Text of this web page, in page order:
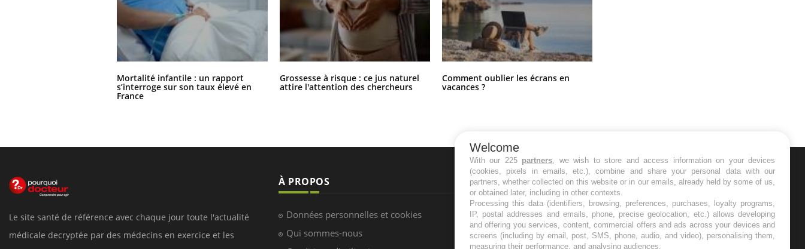
Mortalité infantile : un rapport
s’interroge sur son taux élevé en
France
Grossesse à risque : ce jus naturel
attire l'attention des chercheurs
Comment oublier les écrans en
vacances ?
Le site santé de référence avec chaque jour toute l'actualité
médicale decryptée par des médecins en exercice et les
À PROPOS
Données personnelles et cookies
Qui sommes-nous
NEWSLETTER
Recevez toutes les semaines les meilleures
infos santé
Welcome
With our 225 partners, we wish to store and access information on your devices
(cookies, pixels in emails, etc.), combine and share your personal data with our
partners, whether collected on this website or in our emails, already held by some of us,
or obtained later, including in other contexts.
Processing this data (identifiers, browsing, preferences, purchases, loyalty programs,
IP, postal addresses and emails, phone, precise geolocation, etc.) allows developing
and offering you services, content, commercial offers and ads across your devices and
screens (including by email, post, SMS, phone, audio, and video), personalising them,
measuring their performance, and analysing audiences.